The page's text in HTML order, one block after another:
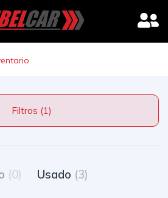
Filtros (1)
(0) Usado (3)